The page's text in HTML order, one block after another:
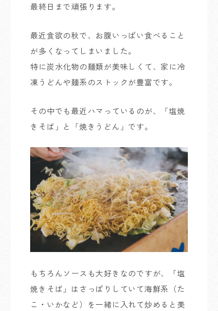
最終日まで頑張ります。
最近食欲の秋で、お腹いっぱい食べること
が多くなってしまいました。
特に炭水化物の麺類が美味しくて、家に冷
凍うどんや麺系のストックが豊富です。
その中でも最近ハマっているのが、「塩焼
きそば」と「焼きうどん」です。
もちろんソースも大好きなのですが、「塩
焼きそば」はさっぱりしていて海鮮系（た
こ・いかなど）を一緒に入れて炒めると美